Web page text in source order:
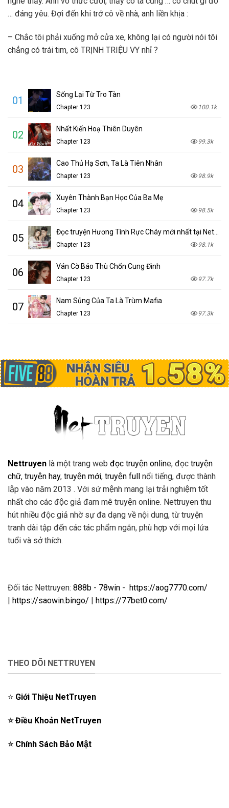
… đáng yêu. Đợi đến khi trở cô về nhà, anh liền khịa :
– Chắc tôi phải xuống mở cửa xe, không lại có người nói tôi
chẳng có trái tim, cô TRỊNH TRIỆU VY nhỉ ?
01 Sống Lại Từ Tro Tàn
Chapter 123 100.1k
02 Nhất Kiến Hoạ Thiên Duyên
Chapter 123 99.3k
03 Cao Thủ Hạ Sơn, Ta Là Tiên Nhân
Chapter 123 98.9k
04 Xuyên Thành Bạn Học Của Ba Mẹ
Chapter 123 98.5k
05
Chapter 123 98.1k
06 Ván Cờ Báo Thù Chốn Cung Đình
Chapter 123 97.7k
07 Nam Sủng Của Ta Là Trùm Mafia
Chapter 123 97.3k
Nettruyen là một trang web đọc truyện online, đọc truyện
chữ, truyện hay, truyện mới, truyện full
nổi tiếng, được thành
lập vào năm 2013 . Với sứ mệnh mang lại trải nghiệm tốt
nhất cho các độc giả đam mê truyện online. Nettruyen thu
hút nhiều độc giả nhờ sự đa dạng về nội dung, từ truyện
tranh dài tập đến các tác phẩm ngắn, phù hợp với mọi lứa
tuổi và sở thích.
Đối tác Nettruyen: 888b - 78win - https://aog7770.com/
| https://saowin.bingo/ | https://77bet0.com/
THEO DÕI NETTRUYEN
⭐️ Giới Thiệu NetTruyen
⭐️Điều Khoản NetTruyen
⭐️ Chính Sách Bảo Mật